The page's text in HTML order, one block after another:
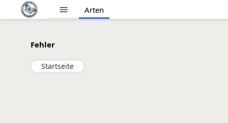
menu Arten
Fehler
Startseite